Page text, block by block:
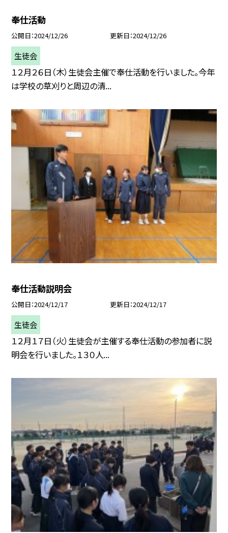
奉仕活動
公開日 2024/12/26 更新日 2024/12/26
生徒会
１２月２６日（木）生徒会主催で奉仕活動を行いました。今年
は学校の草刈りと周辺の清...
奉仕活動説明会
公開日 2024/12/17 更新日 2024/12/17
生徒会
１２月１７日（火）生徒会が主催する奉仕活動の参加者に説
明会を行いました。１３０人...